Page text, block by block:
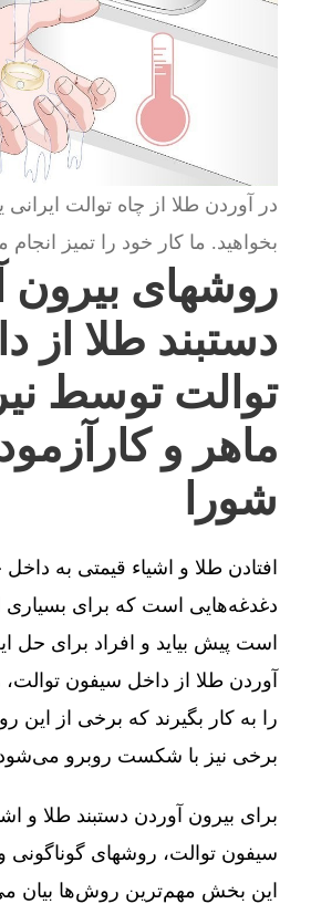
در آوردن طلا از چاه توالت ایرانی
بخواهید. ما کار خود را تمیز
روشهای بیرون
دستبند طلا از
توالت توسط
ماهر و
شورا
افتادن طلا و اشیاء قیمتی به داخل
دغدغه‌هایی است که برای بسیاری
است پیش بیاید و افراد برای حل
آوردن طلا از داخل سیفون
را به کار بگیرند که برخی از این
برخی نیز با شکست روبرو
برای بیرون آوردن دستبند طلا و
سیفون توالت، روشهای گوناگونی
این بخش مهم‌ترین روش‌ها بیان